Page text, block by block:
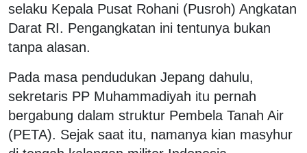
selaku Kepala Pusat Rohani (Pusroh) Angkatan
Darat RI. Pengangkatan ini tentunya bukan
tanpa alasan.
Pada masa pendudukan Jepang dahulu,
sekretaris PP Muhammadiyah itu pernah
bergabung dalam struktur Pembela Tanah Air
(PETA). Sejak saat itu, namanya kian masyhur